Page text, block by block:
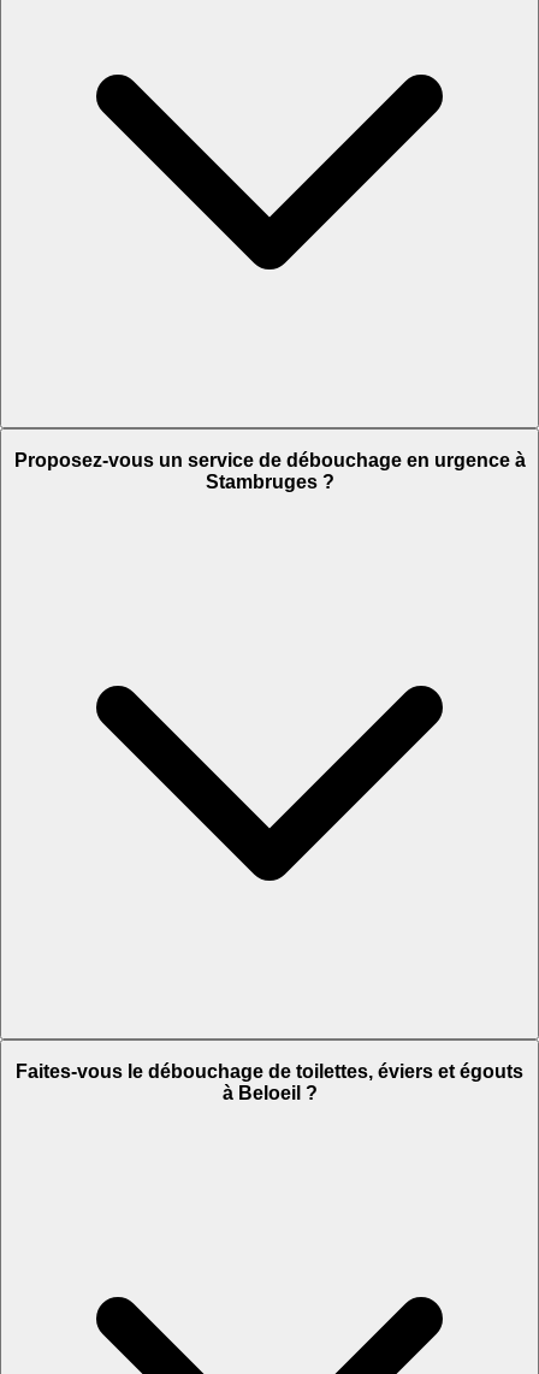
Proposez-vous un service de débouchage en urgence à
Stambruges ?
Faites-vous le débouchage de toilettes, éviers et égouts
à Beloeil ?